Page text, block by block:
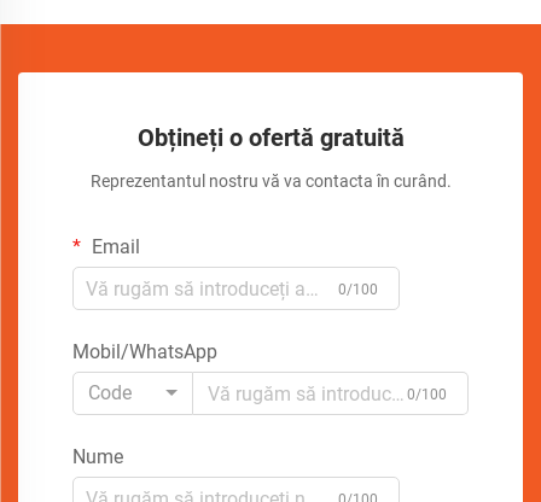
Obțineți o ofertă gratuită
Reprezentantul nostru vă va contacta în curând.
Email
0/100
Mobil/WhatsApp
Code
0/100
Nume